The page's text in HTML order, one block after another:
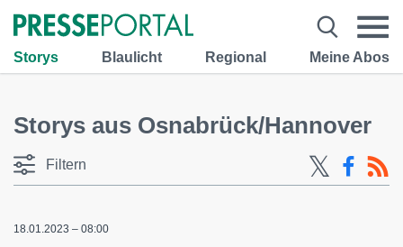
Storys Blaulicht Regional Meine Abos
Storys aus Osnabrück/Hannover
Filtern
18.01.2023 – 08:00